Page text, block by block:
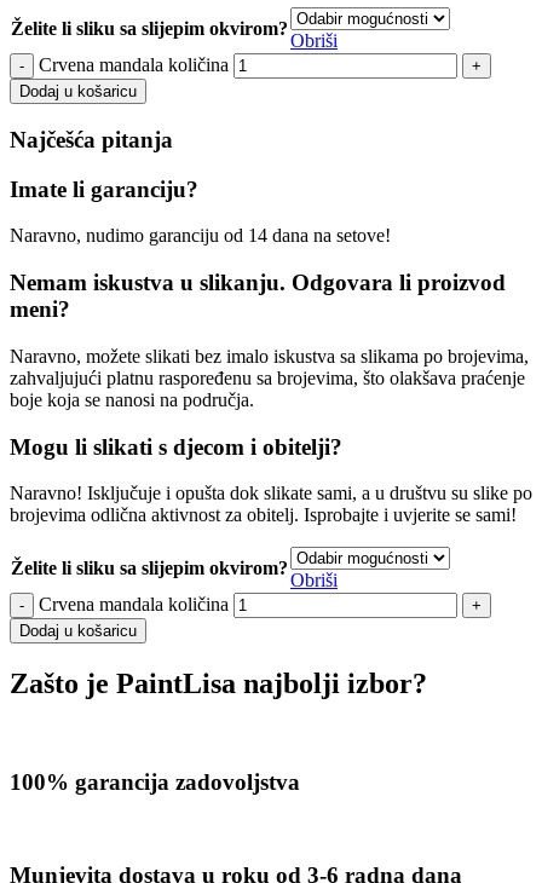
Želite li sliku sa slijepim okvirom?
Obriši
Crvena mandala količina
Dodaj u košaricu
Najčešća pitanja
Imate li garanciju?
Naravno, nudimo garanciju od 14 dana na setove!
Nemam iskustva u slikanju. Odgovara li proizvod
meni?
Naravno, možete slikati bez imalo iskustva sa slikama po brojevima,
zahvaljujući platnu raspoređenu sa brojevima, što olakšava praćenje
boje koja se nanosi na područja.
Mogu li slikati s djecom i obitelji?
Naravno! Isključuje i opušta dok slikate sami, a u društvu su slike po
brojevima odlična aktivnost za obitelj. Isprobajte i uvjerite se sami!
Želite li sliku sa slijepim okvirom?
Obriši
Crvena mandala količina
Dodaj u košaricu
Zašto je PaintLisa najbolji izbor?
100% garancija zadovoljstva
Munjevita dostava u roku od 3-6 radna dana